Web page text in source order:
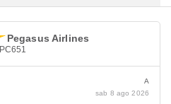
Pegasus Airlines
PC651
A
sab 8 ago 2026